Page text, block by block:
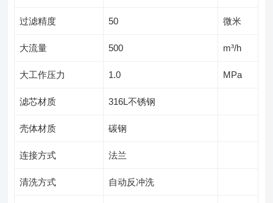
过滤精度 50 微米
大流量 500 m³/h
大工作压力 1.0 MPa
滤芯材质 316L不锈钢
壳体材质 碳钢
连接方式 法兰
清洗方式 自动反冲洗